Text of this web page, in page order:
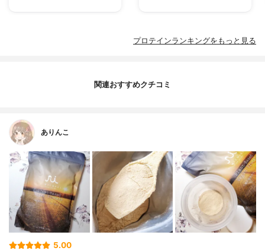
プロテインランキングをもっと見る
関連おすすめクチコミ
ありんこ
5.00